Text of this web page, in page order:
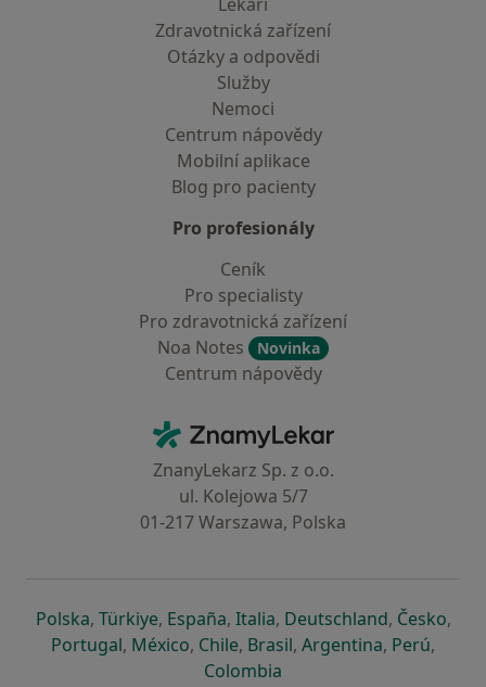
Zdravotnická zařízení
Otázky a odpovědi
Služby
Nemoci
Centrum nápovědy
Mobilní aplikace
Blog pro pacienty
Pro profesionály
Ceník
Pro specialisty
Pro zdravotnická zařízení
Noa Notes
Novinka
Centrum nápovědy
ZnamyLekar - Hlavní stránka
ZnanyLekarz Sp. z o.o.
ul. Kolejowa 5/7
01-217 Warszawa, Polska
Polskase otevře v nové záložce
, Türkiyese otevře v nové záložce
, Españase otevře v nové záložce
, Italiase otevře v nové záložce
, Deutschlandse otevře v
, Českose
,
Portugalse otevře v nové záložce
, Méxicose otevře v nové záložce
, Chilese otevře v nové záložce
, Brasilse otevře v nové
, Argentinase otevře v
, Perúse
,
Colombia